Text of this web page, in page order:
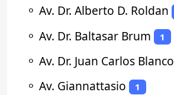
⚬ Av. Dr. Alberto D. Roldan
⚬ Av. Dr. Baltasar Brum 1
⚬ Av. Dr. Juan Carlos Blanco
⚬ Av. Giannattasio 1